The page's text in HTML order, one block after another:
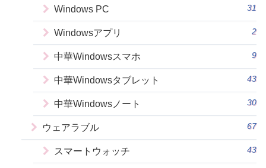
Windows PC 31
Windowsアプリ 2
中華Windowsスマホ 9
中華Windowsタブレット 43
中華Windowsノート 30
ウェアラブル 67
スマートウォッチ 43